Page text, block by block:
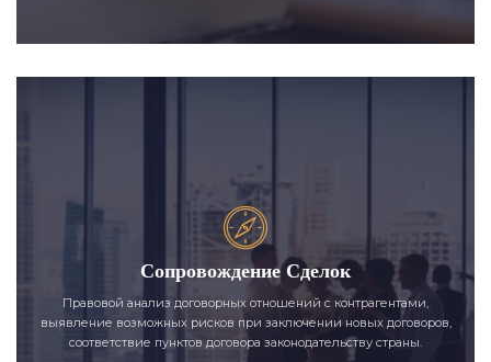
Сопровождение Сделок
Правовой анализ договорных отношений с контрагентами,
выявление возможных рисков при заключении новых договоров,
соответствие пунктов договора законодательству страны.